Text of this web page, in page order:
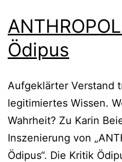
Ödipus
Aufgeklärter Verstand
legitimiertes Wissen.
Wahrheit? Zu Karin
Inszenierung von
Ödipus“. Die Kritik